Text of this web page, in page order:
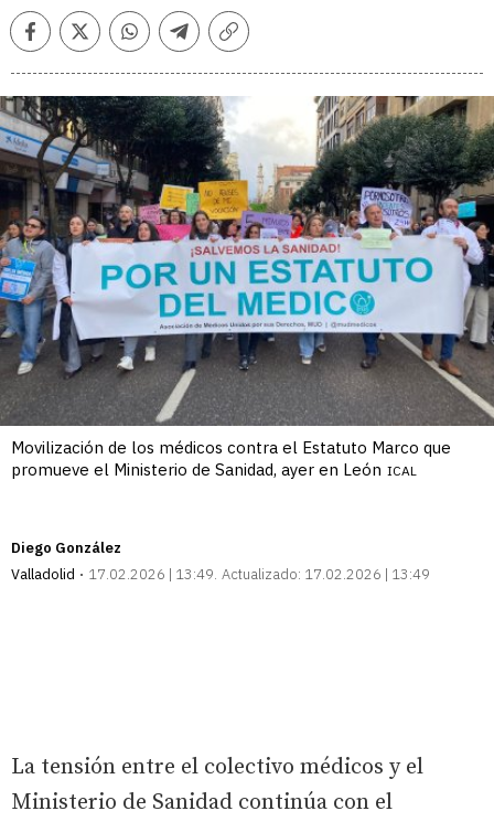
FacebookTwitterWhatsappTelegramCopiar
Movilización de los médicos contra el Estatuto Marco que
promueve el Ministerio de Sanidad, ayer en León ICAL
Diego González
Valladolid
17.02.2026 | 13:49 Actualizado: 17.02.2026 | 13:49
La tensión entre el colectivo médicos y el
Ministerio de Sanidad continúa con el